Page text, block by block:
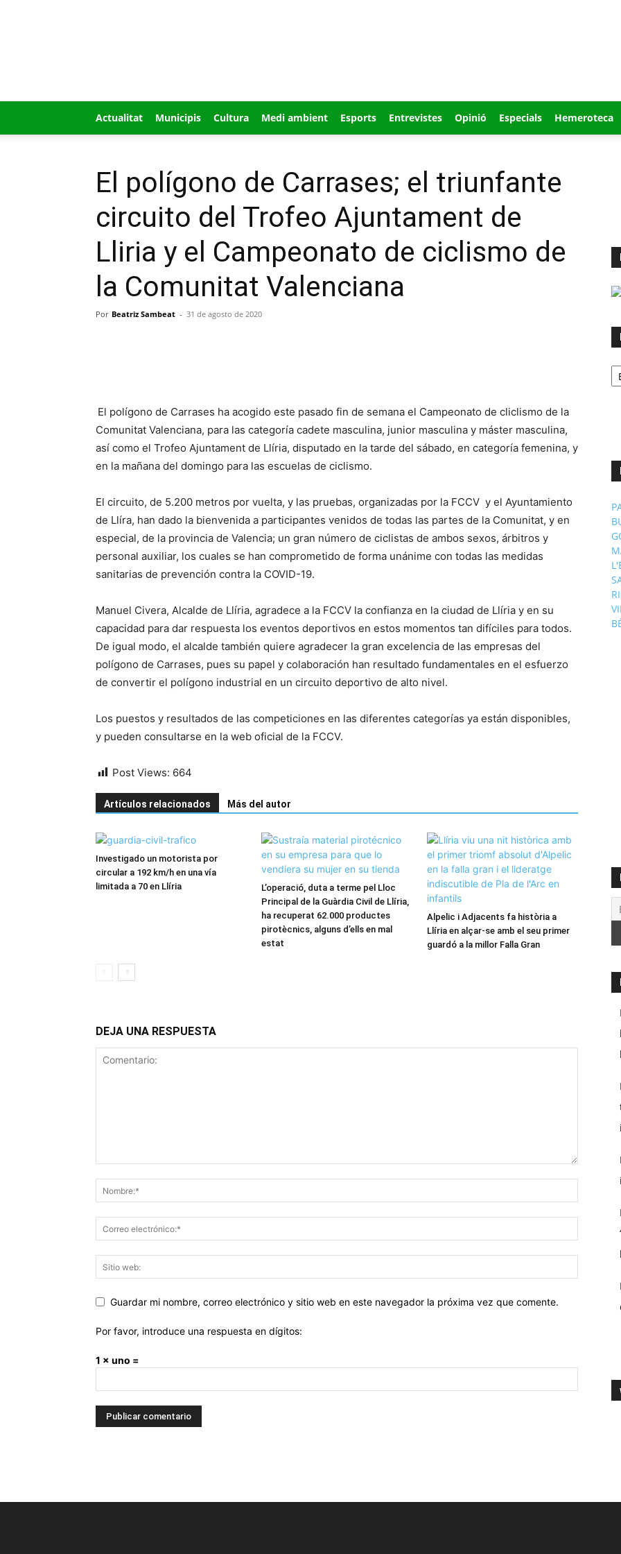
Actualitat Municipis Cultura Medi ambient Esports Entrevistes Opinió Especials Hemeroteca
El polígono de Carrases; el triunfante
circuito del Trofeo Ajuntament de
Lliria y el Campeonato de ciclismo de
la Comunitat Valenciana
Por Beatriz Sambeat - 31 de agosto de 2020
El polígono de Carrases ha acogido este pasado fin de semana el Campeonato de cliclismo de la
Comunitat Valenciana, para las categoría cadete masculina, junior masculina y máster masculina,
así como el Trofeo Ajuntament de Llíria, disputado en la tarde del sábado, en categoría femenina, y
en la mañana del domingo para las escuelas de ciclismo.
El circuito, de 5.200 metros por vuelta, y las pruebas, organizadas por la FCCV y el Ayuntamiento
de Llíra, han dado la bienvenida a participantes venidos de todas las partes de la Comunitat, y en
especial, de la provincia de Valencia; un gran número de ciclistas de ambos sexos, árbitros y
personal auxiliar, los cuales se han comprometido de forma unánime con todas las medidas
sanitarias de prevención contra la COVID-19.
Manuel Civera, Alcalde de Llíria, agradece a la FCCV la confianza en la ciudad de Llíria y en su
capacidad para dar respuesta los eventos deportivos en estos momentos tan difíciles para todos.
De igual modo, el alcalde también quiere agradecer la gran excelencia de las empresas del
polígono de Carrases, pues su papel y colaboración han resultado fundamentales en el esfuerzo
de convertir el polígono industrial en un circuito deportivo de alto nivel.
Los puestos y resultados de las competiciones en las diferentes categorías ya están disponibles,
y pueden consultarse en la web oficial de la FCCV.
Post Views: 664
Artículos relacionados Más del autor
Investigado un motorista por
circular a 192 km/h en una vía
limitada a 70 en Llíria
L’operació, duta a terme pel Lloc
Principal de la Guàrdia Civil de Llíria,
ha recuperat 62.000 productes
pirotècnics, alguns d’ells en mal
estat
Alpelic i Adjacents fa història a
Llíria en alçar-se amb el seu primer
guardó a la millor Falla Gran
DEJA UNA RESPUESTA
Guardar mi nombre, correo electrónico y sitio web en este navegador la próxima vez que comente.
Por favor, introduce una respuesta en dígitos:
1 × uno =